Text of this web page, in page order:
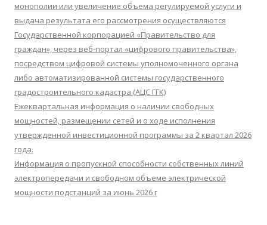
монополии или увеличение объема регулируемой услуги и
выдача результата его рассмотрения осуществляются
Государственной корпорацией «Правительство для
граждан», через веб-портал «цифрового правительства»,
посредством цифровой системы уполномоченного органа
либо автоматизированной системы государственного
градостроительного кадастра (АЦС ГГК)
Ежеквартальная информация о наличии свободных
мощностей, размещении сетей и о ходе исполнения
утвержденной инвестиционной программы за 2 квартал 2026
года.
Информация о пропускной способности собственных линий
электропередачи и свободном объеме электрической
мощности подстанций за июнь 2026 г